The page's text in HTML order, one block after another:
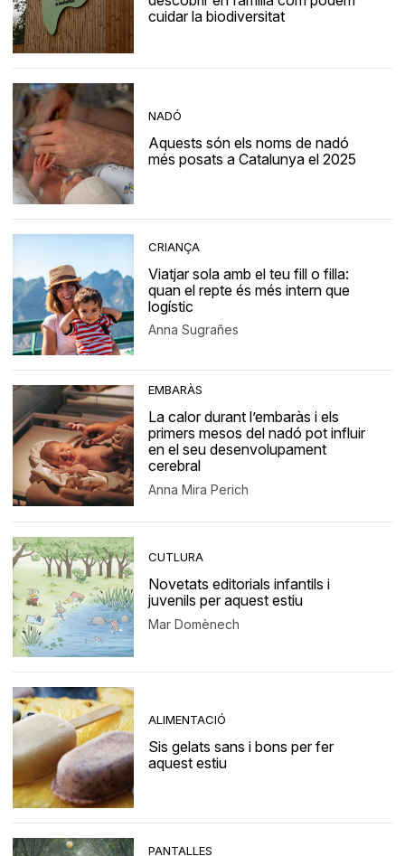
cuidar la biodiversitat
NADÓ
Aquests són els noms de nadó
més posats a Catalunya el 2025
CRIANÇA
Viatjar sola amb el teu fill o filla:
quan el repte és més intern que
logístic
Anna Sugrañes
EMBARÀS
La calor durant l’embaràs i els
primers mesos del nadó pot influir
en el seu desenvolupament
cerebral
Anna Mira Perich
CUTLURA
Novetats editorials infantils i
juvenils per aquest estiu
Mar Domènech
ALIMENTACIÓ
Sis gelats sans i bons per fer
aquest estiu
PANTALLES